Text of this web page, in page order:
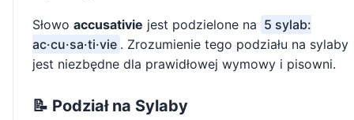
Słowo accusativie jest podzielone na 5 sylab:
ac·cu·sa·ti·vie . Zrozumienie tego podziału na sylaby
jest niezbędne dla prawidłowej wymowy i pisowni.
📝 Podział na Sylaby